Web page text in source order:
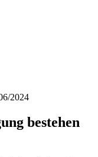
2024
bestehen